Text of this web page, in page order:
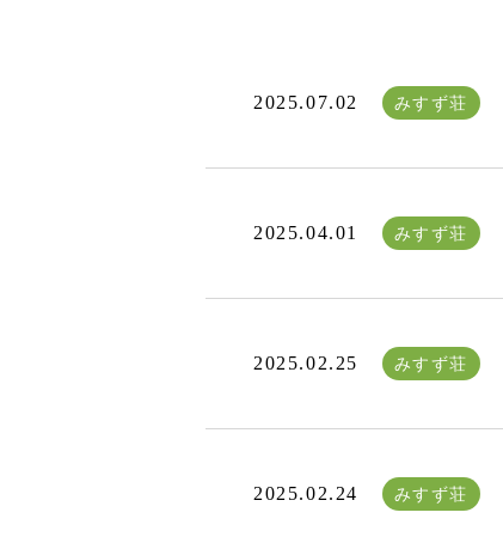
2025.07.02 みすず荘
2025.04.01 みすず荘
2025.02.25 みすず荘
2025.02.24 みすず荘